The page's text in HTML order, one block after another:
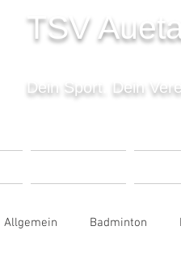
TSV
Dein Sport. Dein
Allgemein Badminton